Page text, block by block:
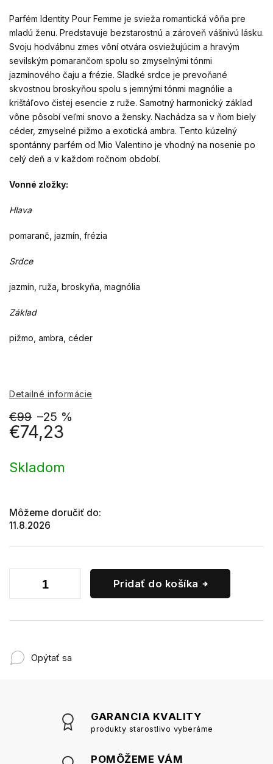
€99 –25 %
€74,23
cena:
Skladom
Môžeme doručiť do:
11.8.2026
Pridať do košíka
Parfém Identity Pour Femme je svieža romantická vôňa pre
mladú ženu. Predstavuje bezstarostnú a zároveň vášnivú lásku.
Svoju hodvábnu zmes vôní otvára osviežujúcim a hravým
sevilským pomarančom spolu so zmyselnými tónmi
jazmínového čaju a frézie. Sladké srdce je prevoňané
skvostnou broskyňou spolu s jemnými tónmi magnólie a
krištáľovo čistej esencie z ruže. Samotný harmonický základ
vône pôsobí veľmi snovo a žensky. Nachádza sa v ňom biely
céder, zmyselné pižmo a exotická ambra. Tento kúzelný
spontánny parfém od Mio Valentino je vhodný na nosenie po
celý deň a v každom ročnom období.
Vonné zložky:
Hlava
pomaranč, jazmín, frézia
Srdce
jazmín, ruža, broskyňa, magnólia
Základ
pižmo, ambra, céder
Detailné informácie
Opýtať sa
GARANCIA KVALITY
produkty starostlivo vyberáme
POMÔŽEME VÁM